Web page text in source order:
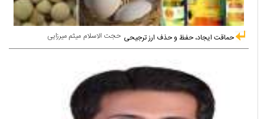
حجت الاسلام میثم میرزایی حماقت ایجاد، حفظ و حذف ارز ترجیحی